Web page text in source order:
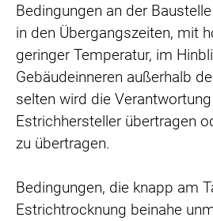
Bedingungen an der
in den Übergangszeiten, mit
geringer Temperatur, im
Gebäudeinneren außerhalb
selten wird die
Estrichhersteller übertragen
zu übertragen.
Bedingungen, die knapp am
Estrichtrocknung beinahe